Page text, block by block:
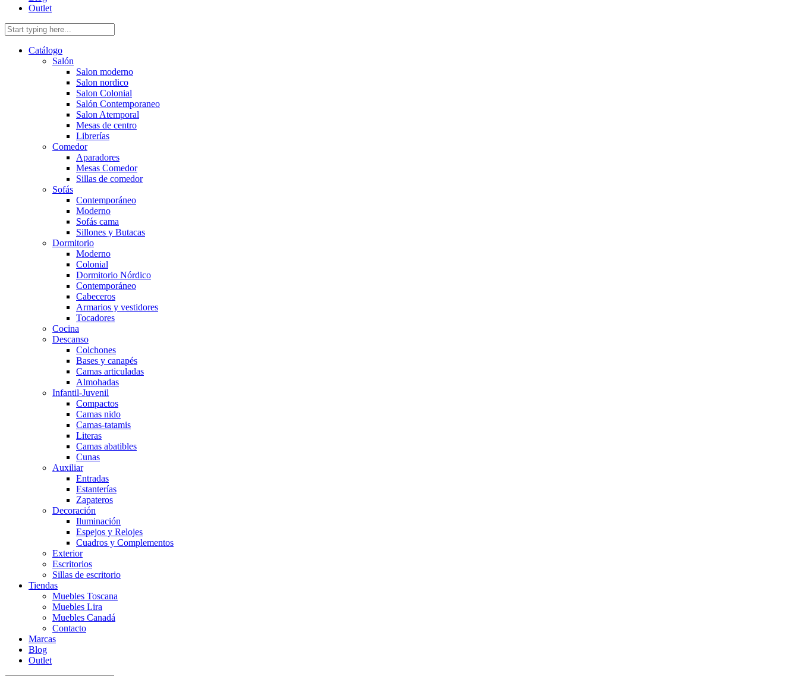
Outlet
Catálogo
Salón
Salon moderno
Salon nordico
Salon Colonial
Salón Contemporaneo
Salon Atemporal
Mesas de centro
Librerías
Comedor
Aparadores
Mesas Comedor
Sillas de comedor
Sofás
Contemporáneo
Moderno
Sofás cama
Sillones y Butacas
Dormitorio
Moderno
Colonial
Dormitorio Nórdico
Contemporáneo
Cabeceros
Armarios y vestidores
Tocadores
Cocina
Descanso
Colchones
Bases y canapés
Camas articuladas
Almohadas
Infantil-Juvenil
Compactos
Camas nido
Camas-tatamis
Literas
Camas abatibles
Cunas
Auxiliar
Entradas
Estanterías
Zapateros
Decoración
Iluminación
Espejos y Relojes
Cuadros y Complementos
Exterior
Escritorios
Sillas de escritorio
Tiendas
Muebles Toscana
Muebles Lira
Muebles Canadá
Contacto
Marcas
Blog
Outlet